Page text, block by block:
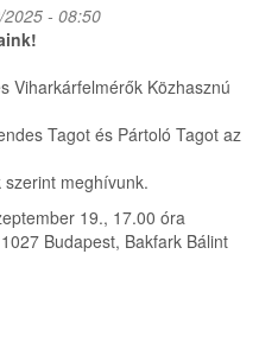
- 08:50
Viharkárfelmérők Közhasznú
Tagot és Pártoló Tagot az
meghívunk.
19., 17.00 óra
Budapest, Bakfark Bálint